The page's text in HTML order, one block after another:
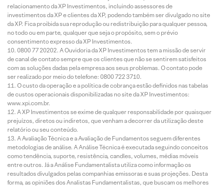
relacionamento da XP Investimentos, incluindo assessores de
investimentos da XP e clientes da XP, podendo também ser divulgado no site
da XP. Fica proibida sua reprodução ou redistribuição para qualquer pessoa,
no todo ou em parte, qualquer que seja o propósito, sem o prévio
consentimento expresso da XP Investimentos.
0800 77 20202. A Ouvidoria da XP Investimentos tem a missão de servir
de canal de contato sempre que os clientes que não se sentirem satisfeitos
com as soluções dadas pela empresa aos seus problemas. O contato pode
ser realizado por meio do telefone: 0800 722 3710.
O custo da operação e a política de cobrança estão definidos nas tabelas
de custos operacionais disponibilizadas no site da XP Investimentos:
www.xpi.com.br.
A XP Investimentos se exime de qualquer responsabilidade por quaisquer
prejuízos, diretos ou indiretos, que venham a decorrer da utilização deste
relatório ou seu conteúdo.
A Avaliação Técnica e a Avaliação de Fundamentos seguem diferentes
metodologias de análise. A Análise Técnica é executada seguindo conceitos
como tendência, suporte, resistência, candles, volumes, médias móveis
entre outros. Já a Análise Fundamentalista utiliza como informação os
resultados divulgados pelas companhias emissoras e suas projeções. Desta
forma, as opiniões dos Analistas Fundamentalistas, que buscam os melhores